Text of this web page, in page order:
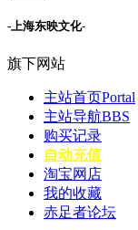
-上海东映文化-
旗下网站
主站首页Portal
主站导航BBS
购买记录
自动充值
淘宝网店
我的收藏
赤足者论坛